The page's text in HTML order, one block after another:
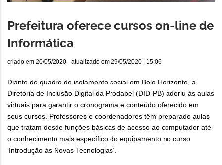
Prefeitura oferece cursos on-line de
Informática
criado em 20/05/2020 - atualizado em 29/05/2020 | 15:06
Diante do quadro de isolamento social em Belo Horizonte, a
Diretoria de Inclusāo Digital da Prodabel (DID-PB) aderiu às aulas
virtuais para garantir o cronograma e conteúdo oferecido em
seus cursos. Professores e coordenadores têm preparado aulas
que tratam desde funções básicas de acesso ao computador até
o conhecimento mais específico do equipamento no curso
‘Introduçāo às Novas Tecnologias’.